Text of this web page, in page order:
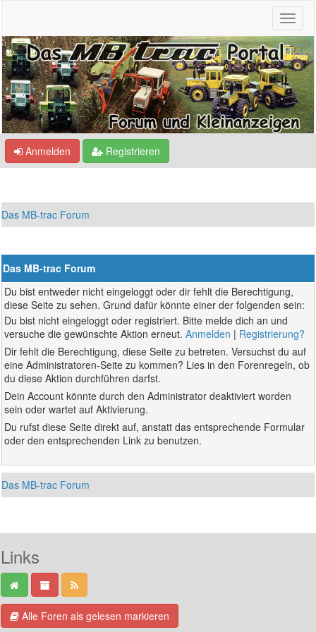
Anmelden Registrieren
Das MB-trac Forum
Das MB-trac Forum
Du bist entweder nicht eingeloggt oder dir fehlt die Berechtigung,
diese Seite zu sehen. Grund dafür könnte einer der folgenden sein:
Du bist nicht eingeloggt oder registriert. Bitte melde dich an und
versuche die gewünschte Aktion erneut.Anmelden | Registrierung?
Dir fehlt die Berechtigung, diese Seite zu betreten. Versuchst du auf
eine Administratoren-Seite zu kommen? Lies in den Forenregeln, ob
du diese Aktion durchführen darfst.
Dein Account könnte durch den Administrator deaktiviert worden
sein oder wartet auf Aktivierung.
Du rufst diese Seite direkt auf, anstatt das entsprechende Formular
oder den entsprechenden Link zu benutzen.
Das MB-trac Forum
Links
Alle Foren als gelesen markieren